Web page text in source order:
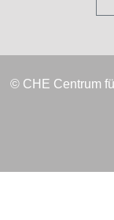
© CHE Centrum